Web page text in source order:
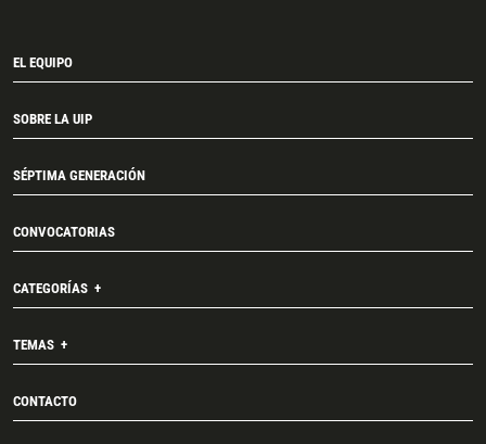
EL EQUIPO
SOBRE LA UIP
SÉPTIMA GENERACIÓN
CONVOCATORIAS
CATEGORÍAS
TEMAS
CONTACTO